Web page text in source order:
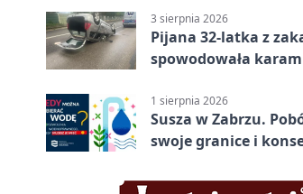
3 sierpnia 2026
Pijana 32-latka z
spowodowała
1 sierpnia 2026
Susza w Zabrzu.
swoje granice i